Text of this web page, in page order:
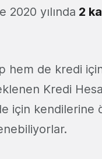
2020 yılında 2
hem de kredi
Kredi
için kendilerine